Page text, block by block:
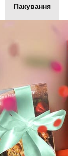
Пакування